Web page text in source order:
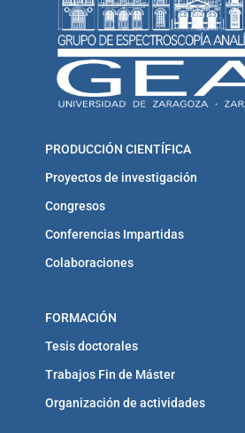
PRODUCCIÓN CIENTÍFICA
Proyectos de investigación
Congresos
Conferencias Impartidas
Colaboraciones
FORMACIÓN
Tesis doctorales
Trabajos Fin de Máster
Organización de actividades